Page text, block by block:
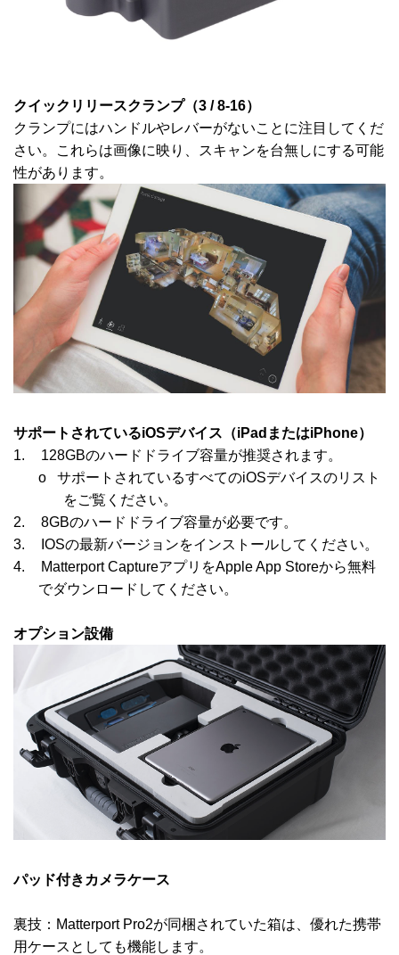
クイックリリースクランプ（3 / 8-16）
クランプにはハンドルやレバーがないことに注目してくだ
さい。これらは画像に映り、スキャンを台無しにする可能
性があります。
サポートされているiOSデバイス（iPad またはiPhone）
1.
128GBのハードドライブ容量が推奨されます。
o
サポートされているすべてのiOSデバイスのリスト
をご覧ください。
2.
8GBのハードドライブ容量が必要です。
3.
IOSの最新バージョンをインストールしてください。
4.
Matterport CaptureアプリをApple App Storeから無料
でダウンロードしてください。
オプション設備
パッド付きカメラケース
裏技： Matterport Pro2が同梱されていた箱は、優れた携帯
用ケースとしても機能します。